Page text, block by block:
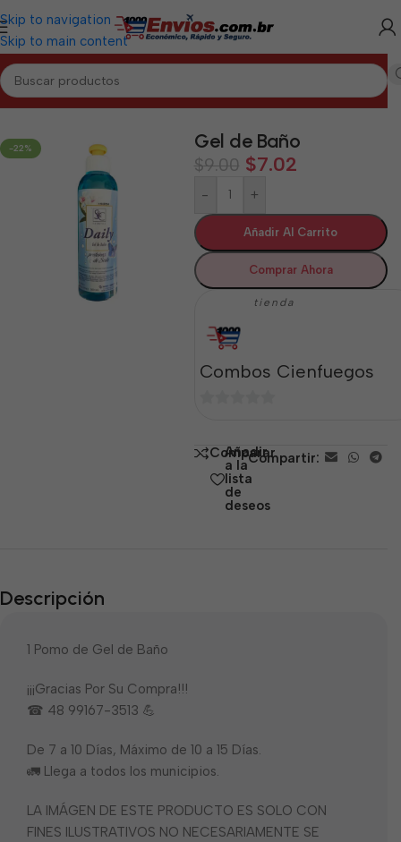
Skip to navigation
Skip to main content
Inicio/CIENFUEGOS/Aseo y Cuidado Personal Cienfuegos
-22% Gel de Baño
$9.00 $7.02
- +
Añadir Al Carrito
Comprar Ahora
tienda
Combos Cienfuegos
5 Comparar
Añadir
a la
lista
de
deseos
Compartir:
Descripción
1 Pomo de Gel de Baño
¡¡¡Gracias Por Su Compra!!!
☎ 48 99167-3513 💪
De 7 a 10 Días, Máximo de 10 a 15 Días.
🚛 Llega a todos los municipios.
LA IMÁGEN DE ESTE PRODUCTO ES SOLO CON
FINES ILUSTRATIVOS NO NECESARIAMENTE SE